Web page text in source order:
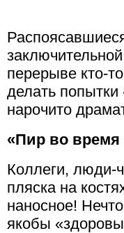
перерыве кто-
делать попытки
нарочито
«Пир во
Коллеги, люди-
пляска на
наносное!
якобы